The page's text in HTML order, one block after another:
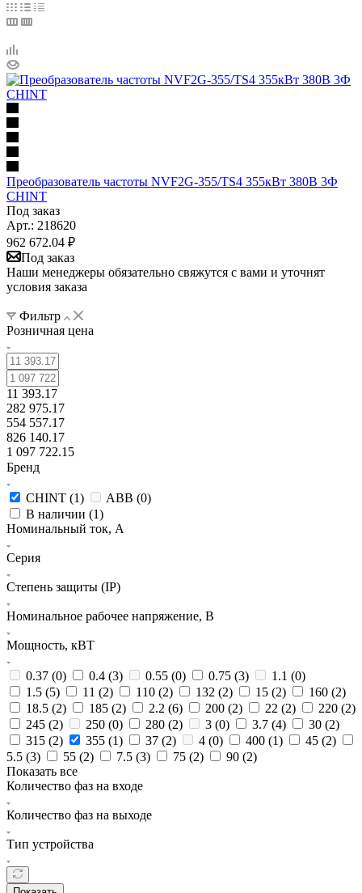
Преобразователь частоты NVF2G-355/TS4 355кВт 380В 3Ф
CHINT
Под заказ
Арт.: 218620
962 672.04 ₽
Под заказ
Наши менеджеры обязательно свяжутся с вами и уточнят
условия заказа
Фильтр
Розничная цена
11 393.17
282 975.17
554 557.17
826 140.17
1 097 722.15
Бренд
CHINT (1) ABB (0)
В наличии (1)
Номинальный ток, А
Серия
Степень защиты (IP)
Номинальное рабочее напряжение, В
Мощность, кВТ
0.37 (0) 0.4 (3) 0.55 (0) 0.75 (3) 1.1 (0)
1.5 (5) 11 (2) 110 (2) 132 (2) 15 (2) 160 (2)
18.5 (2) 185 (2) 2.2 (6) 200 (2) 22 (2) 220 (2)
245 (2) 250 (0) 280 (2) 3 (0) 3.7 (4) 30 (2)
315 (2) 355 (1) 37 (2) 4 (0) 400 (1) 45 (2)
5.5 (3) 55 (2) 7.5 (3) 75 (2) 90 (2)
Показать все
Количество фаз на входе
Количество фаз на выходе
Тип устройства